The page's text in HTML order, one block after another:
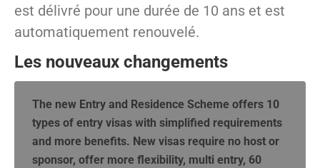
est délivré pour une durée de 10 ans et est
automatiquement renouvelé.
Les nouveaux changements
The new Entry and Residence Scheme offers 10
types of entry visas with simplified requirements
and more benefits. New visas require no host or
sponsor, offer more flexibility, multi entry, 60